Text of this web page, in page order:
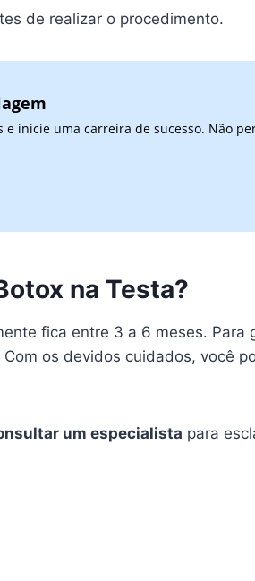
de realizar o procedimento.
inicie uma carreira de sucesso. Não
na Testa?
fica entre 3 a 6 meses.
os devidos cuidados, você
um especialista para